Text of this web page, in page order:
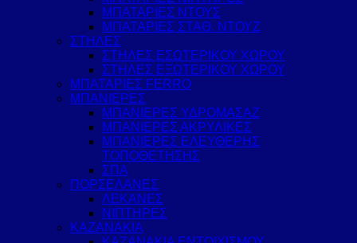
ΜΠΑΤΑΡΙΕΣ ΝΤΟΥΣ
ΜΠΑΤΑΡΙΕΣ ΣΤΑΘ. ΝΤΟΥΖ
ΣΤΗΛΕΣ
ΣΤΗΛΕΣ ΕΣΩΤΕΡΙΚΟΥ ΧΩΡΟΥ
ΣΤΗΛΕΣ ΕΞΩΤΕΡΙΚΟΥ ΧΩΡΟΥ
ΜΠΑΤΑΡΙΕΣ FERRO
ΜΠΑΝΙΕΡΕΣ
ΜΠΑΝΙΕΡΕΣ ΥΔΡΟΜΑΣΑΖ
ΜΠΑΝΙΕΡΕΣ ΑΚΡΥΛΙΚΕΣ
ΜΠΑΝΙΕΡΕΣ ΕΛΕΥΘΕΡΗΣ
ΤΟΠΟΘΕΤΗΣΗΣ
ΣΠΑ
ΠΟΡΣΕΛΑΝΕΣ
ΛΕΚΑΝΕΣ
ΝΙΠΤΗΡΕΣ
ΚΑΖΑΝΑΚΙΑ